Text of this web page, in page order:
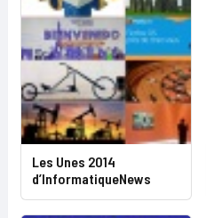
Les Unes 2014
d’InformatiqueNews